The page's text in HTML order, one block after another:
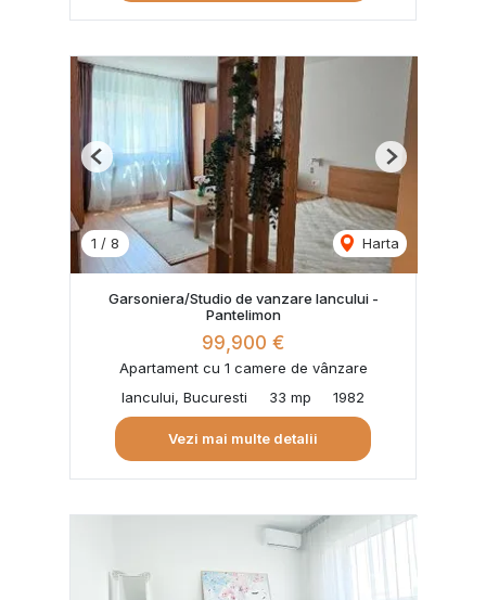
1 / 8 Harta
Previous Next
Garsoniera/Studio de vanzare Iancului -
Pantelimon
99,900 €
Apartament cu 1 camere de vânzare
Iancului, Bucuresti
33 mp 1982
Vezi mai multe detalii